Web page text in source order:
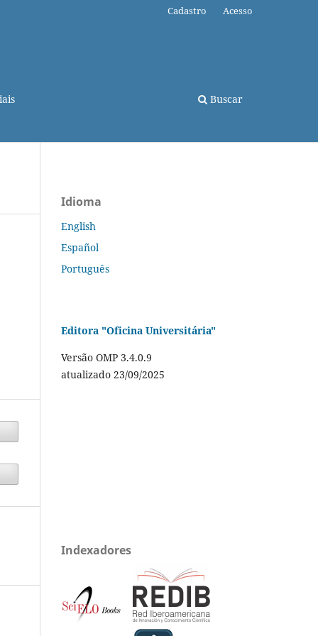
Buscar
Cadastro Acesso
Idioma
English
Español
Português
Editora "Oficina Universitária"
Versão OMP 3.4.0.9
atualizado 23/09/2025
Indexadores